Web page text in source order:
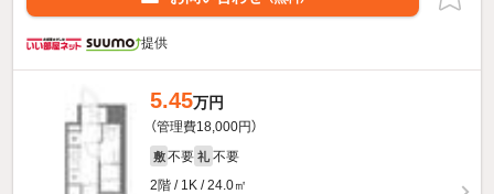
提供
5.45万円
（管理費18,000円）
敷 不要 礼 不要
2階 / 1K / 24.0㎡